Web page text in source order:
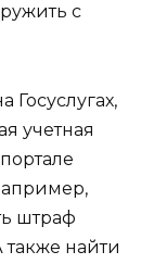
с
Госуслугах,
учетная
штраф
найти